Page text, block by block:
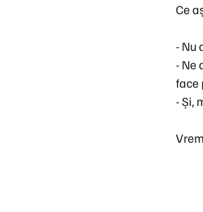
Ce
-Nu
-Ne
face
-Și,